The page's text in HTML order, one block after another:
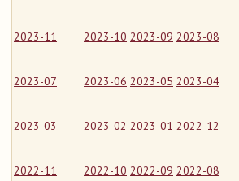
2023-11 2023-10 2023-09 2023-08
2023-07 2023-06 2023-05 2023-04
2023-03 2023-02 2023-01 2022-12
2022-11 2022-10 2022-09 2022-08